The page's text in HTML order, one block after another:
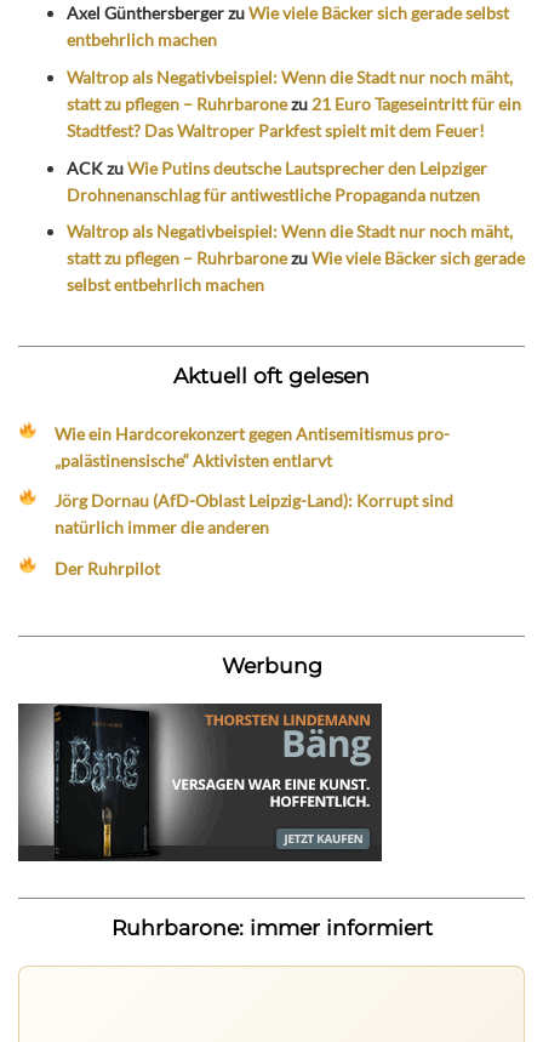
Axel GünthersbergerzuWie viele Bäcker sich gerade selbst
entbehrlich machen
Waltrop als Negativbeispiel: Wenn die Stadt nur noch mäht,
statt zu pflegen – Ruhrbaronezu 21 Euro Tageseintritt für ein
Stadtfest? Das Waltroper Parkfest spielt mit dem Feuer!
ACKzuWie Putins deutsche Lautsprecher den Leipziger
Drohnenanschlag für antiwestliche Propaganda nutzen
Waltrop als Negativbeispiel: Wenn die Stadt nur noch mäht,
statt zu pflegen – RuhrbaronezuWie viele Bäcker sich gerade
selbst entbehrlich machen
Aktuell oft gelesen
Wie ein Hardcorekonzert gegen Antisemitismus pro-
„palästinensische“ Aktivisten entlarvt
Jörg Dornau (AfD-Oblast Leipzig-Land): Korrupt sind
natürlich immer die anderen
Der Ruhrpilot
Werbung
Ruhrbarone: immer informiert